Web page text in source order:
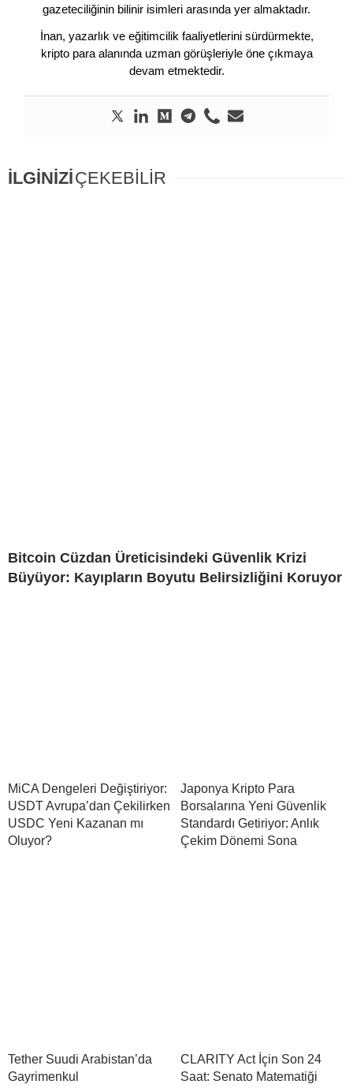
gazeteciliğinin bilinir isimleri arasında yer almaktadır.
İnan, yazarlık ve eğitimcilik faaliyetlerini sürdürmekte,
kripto para alanında uzman görüşleriyle öne çıkmaya
devam etmektedir.
İLGİNİZİÇEKEBİLİR
Bitcoin Cüzdan Üreticisindeki Güvenlik Krizi
Büyüyor: Kayıpların Boyutu Belirsizliğini Koruyor
MiCA Dengeleri Değiştiriyor:
USDT Avrupa’dan Çekilirken
USDC Yeni Kazanan mı
Oluyor?
Japonya Kripto Para
Borsalarına Yeni Güvenlik
Standardı Getiriyor: Anlık
Çekim Dönemi Sona
Tether Suudi Arabistan’da
Gayrimenkul
CLARITY Act İçin Son 24
Saat: Senato Matematiği